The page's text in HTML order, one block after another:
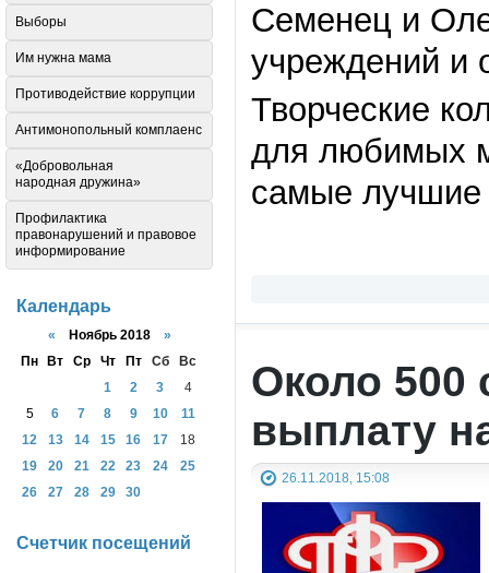
Семенец и
учреждений и
Творческие
для любимых
самые лучшие
Около 500
выплату
26.11.2018, 15:08
Выборы
Им нужна мама
Противодействие коррупции
Антимонопольный комплаенс
«Добровольная
народная дружина»
Профилактика
правонарушений и правовое
информирование
Календарь
« Ноябрь 2018 »
Пн
Вт Ср Чт Пт Сб
Вс
1
2 3
4
5
6 7 8 9 10
11
12
13 14 15 16 17
18
19
20 21 22 23 24
25
26
27 28 29 30
Счетчик посещений